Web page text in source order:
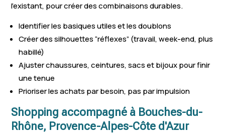
la-Mer
Puyloubier
l’existant, pour créer des combinaisons durables.
Identifier les basiques utiles et les doublons
Créer des silhouettes “réflexes” (travail, week-end, plus
habillé)
Ajuster chaussures, ceintures, sacs et bijoux pour finir
une tenue
Prioriser les achats par besoin, pas par impulsion
Shopping accompagné à Bouches-du-
Rhône, Provence-Alpes-Côte d'Azur